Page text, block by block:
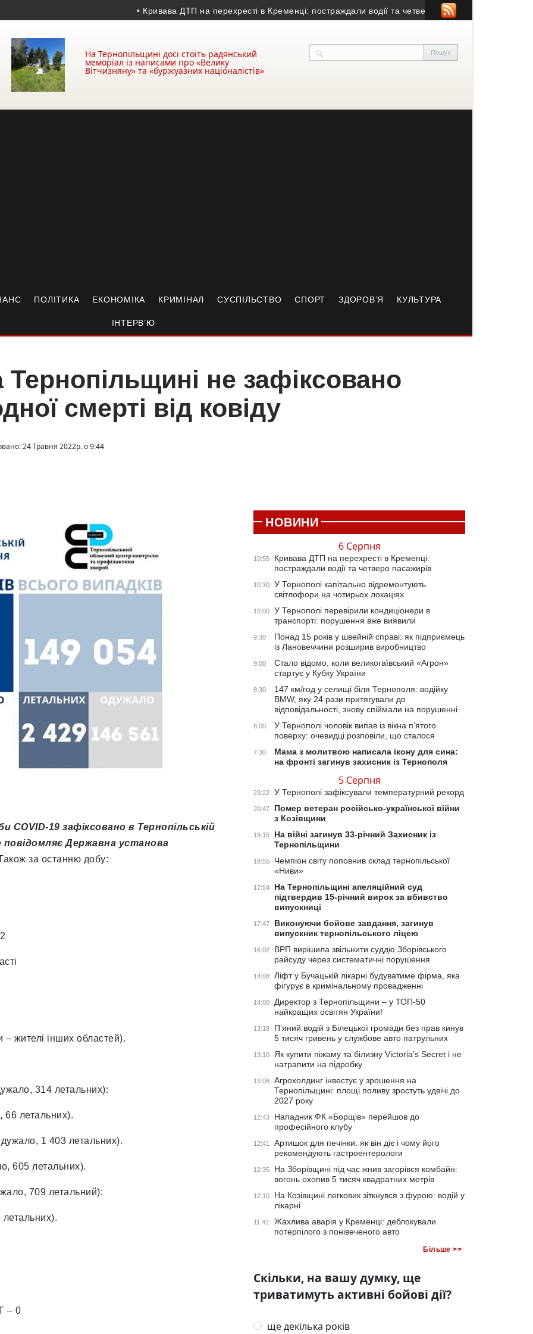
• Кривава ДТП на перехресті в Кременці: постраждали водії та четверо пасажирів
На Тернопільщині досі стоїть радянський
меморіал із написами про «Велику
Вітчизняну» та «буржуазних націоналістів»
ПОЛІТИКА ЕКОНОМІКА КРИМІНАЛ СУСПІЛЬСТВО СПОРТ ЗДОРОВ’Я КУЛЬТУРА
ІНТЕРВ’Ю
Тернопільщині не зафіксовано
смерті від ковіду
24 Травня 2022р. о 9:44
COVID-19 зафіксовано в Тернопільській
повідомляє Державна установа
за останню добу:
жителі інших областей).
314 летальних):
летальних).
1 403 летальних).
605 летальних).
709 летальний):
– 0
НОВИНИ
6 Серпня
10:55
Кривава ДТП на перехресті в Кременці:
постраждали водії та четверо пасажирів
10:30
У Тернополі капітально відремонтують
світлофори на чотирьох локаціях
10:00
У Тернополі перевірили кондиціонери в
транспорті: порушення вже виявили
9:30
Понад 15 років у швейній справі: як підприємець
із Лановеччини розширив виробництво
9:00
Стало відомо, коли великогаївський «Агрон»
стартує у Кубку України
8:30
147 км/год у селищі біля Тернополя: водійку
BMW, яку 24 рази притягували до
відповідальності, знову спіймали на порушенні
8:00
У Тернополі чоловік випав із вікна п’ятого
поверху: очевидці розповіли, що сталося
7:30
Мама з молитвою написала ікону для сина:
на фронті загинув захисник із Тернополя
5 Серпня
23:22 У Тернополі зафіксували температурний рекорд
20:47
Помер ветеран російсько-української війни
з Козівщини
19:15
На війні загинув 33-річний Захисник із
Тернопільщини
18:55
Чемпіон світу поповнив склад тернопільської
«Ниви»
17:54
На Тернопільщині апеляційний суд
підтвердив 15-річний вирок за вбивство
випускниці
17:47
Виконуючи бойове завдання, загинув
випускник тернопільського ліцею
16:02
ВРП вирішила звільнити суддю Зборівського
райсуду через систематичні порушення
14:08
Ліфт у Бучацькій лікарні будуватиме фірма, яка
фігурує в кримінальному провадженні
14:00
Директор з Тернопільщини – у ТОП-50
найкращих освітян України!
13:18
П’яний водій з Білецької громади без прав кинув
5 тисяч гривень у службове авто патрульних
13:10
Як купити піжаму та білизну Victoria’s Secret і не
натрапити на підробку
13:08
Агрохолдинг інвестує у зрошення на
Тернопільщині: площі поливу зростуть удвічі до
2027 року
12:43
Нападник ФК «Борщів» перейшов до
професійного клубу
12:41
Артишок для печінки: як він діє і чому його
рекомендують гастроентерологи
12:35
На Зборівщині під час жнив загорівся комбайн:
вогонь охопив 5 тисяч квадратних метрів
12:10
На Козівщині легковик зіткнувся з фурою: водій у
лікарні
11:42
Жахлива аварія у Кременці: деблокували
потерпілого з понівеченого авто
Більше >>
Скільки, на вашу думку, ще
триватимуть активні бойові дії?
ще декілька років